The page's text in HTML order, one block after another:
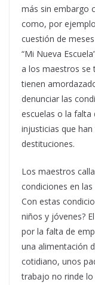
más sin embargo
como, por
cuestión de
“Mi Nueva
a los maestros se
tienen
denunciar las
escuelas o la falta
injusticias que
destituciones.
Los maestros
condiciones en
Con estas
niños y jóvenes?
por la falta de
una alimentación
cotidiano, unos
trabajo no rinde lo